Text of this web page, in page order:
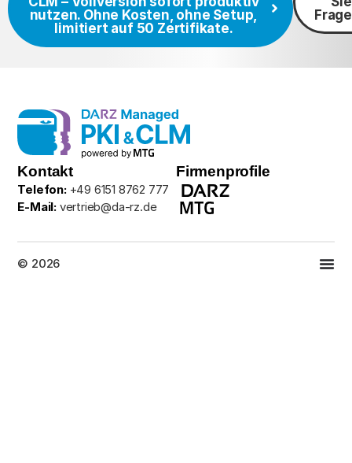
nutzen. Ohne Kosten, ohne Setup,
limitiert auf 50 Zertifikate.
Kontakt
Telefon: +49 6151 8762 777
E-Mail: vertrieb@da-rz.de
Firmenprofile
© 2026